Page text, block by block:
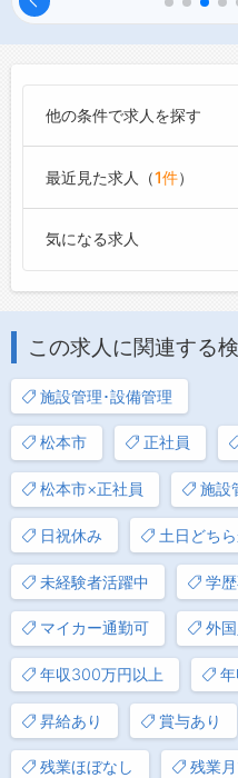
他の条件で求人を探す
最近見た求人（1件）
気になる求人
この求人に関連する
施設管理･設備管理
松本市 正社員
松本市×正社員 施設
日祝休み 土日どち
未経験者活躍中 学
マイカー通勤可 外
年収300万円以上
昇給あり 賞与あり
残業ほぼなし 残業